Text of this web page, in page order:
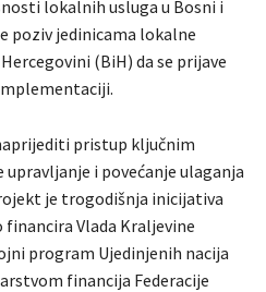
lokalnih usluga u Bosni i
poziv jedinicama lokalne
(BiH) da se prijave
pristup ključnim
i povećanje ulaganja
je trogodišnja inicijativa
financira Vlada Kraljevine
program Ujedinjenih nacija
financija Federacije